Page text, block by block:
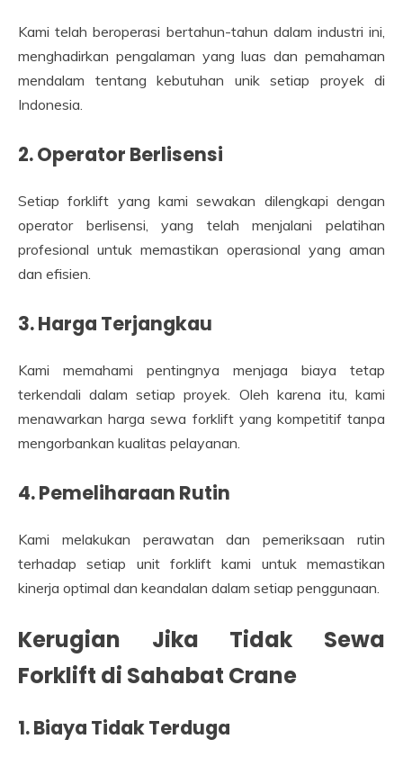
Kami telah beroperasi bertahun-tahun dalam industri ini,
menghadirkan pengalaman yang luas dan pemahaman
mendalam tentang kebutuhan unik setiap proyek di
Indonesia.
2. Operator Berlisensi
Setiap forklift yang kami sewakan dilengkapi dengan
operator berlisensi, yang telah menjalani pelatihan
profesional untuk memastikan operasional yang aman
dan efisien.
3. Harga Terjangkau
Kami memahami pentingnya menjaga biaya tetap
terkendali dalam setiap proyek. Oleh karena itu, kami
menawarkan harga sewa forklift yang kompetitif tanpa
mengorbankan kualitas pelayanan.
4. Pemeliharaan Rutin
Kami melakukan perawatan dan pemeriksaan rutin
terhadap setiap unit forklift kami untuk memastikan
kinerja optimal dan keandalan dalam setiap penggunaan.
Kerugian Jika Tidak Sewa
Forklift di Sahabat Crane
1. Biaya Tidak Terduga